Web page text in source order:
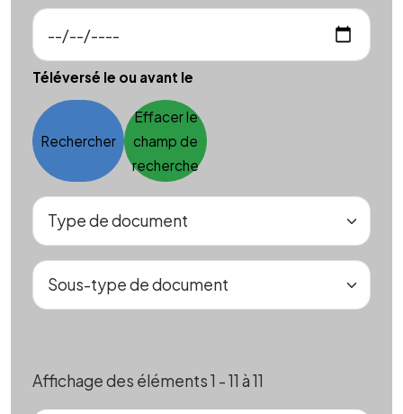
Téléversé le ou avant le
Rechercher
Effacer le
champ de
recherche
Affichage des éléments 1 - 11 à 11